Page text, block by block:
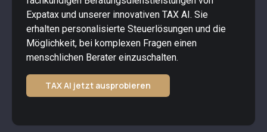
Expatax und unserer innovativen TAX AI. Sie
erhalten personalisierte Steuerlösungen und die
Möglichkeit, bei komplexen Fragen einen
menschlichen Berater einzuschalten.
TAX AI jetzt ausprobieren